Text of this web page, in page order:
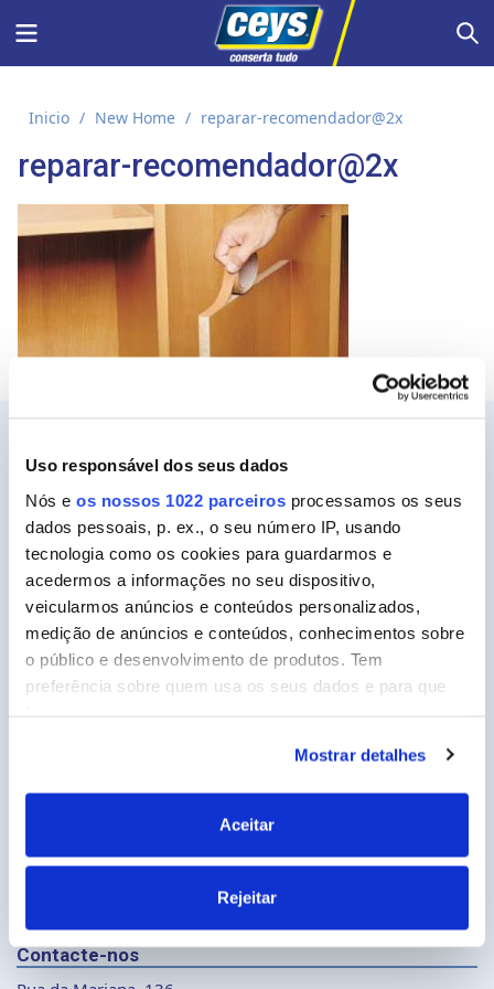
Uso responsável dos seus dados
Nós e os nossos 1022 parceiros processamos os seus
dados pessoais, p. ex., o seu número IP, usando
tecnologia como os cookies para guardarmos e
acedermos a informações no seu dispositivo,
veicularmos anúncios e conteúdos personalizados,
medição de anúncios e conteúdos, conhecimentos sobre
o público e desenvolvimento de produtos. Tem
preferência sobre quem usa os seus dados e para que
Se permitir, gostaríamos também de:
Recolher informações sobre a sua localização
geográfica as quais podem ter uma precisão de
ativa as características específicas (impressão
digital)
Saiba mais sobre como os seus dados pessoais são
processados e defina as suas preferências na
Mostrar detalhes
Aceitar
Rejeitar
Menu
Inicio / New Home / reparar-recomendador@2x
reparar-recomendador@2x
Ceys
Sobre a Ceys
Manualidades
Bricolage
Sustentabilidade
Perguntar ao especialista
Contacte-nos